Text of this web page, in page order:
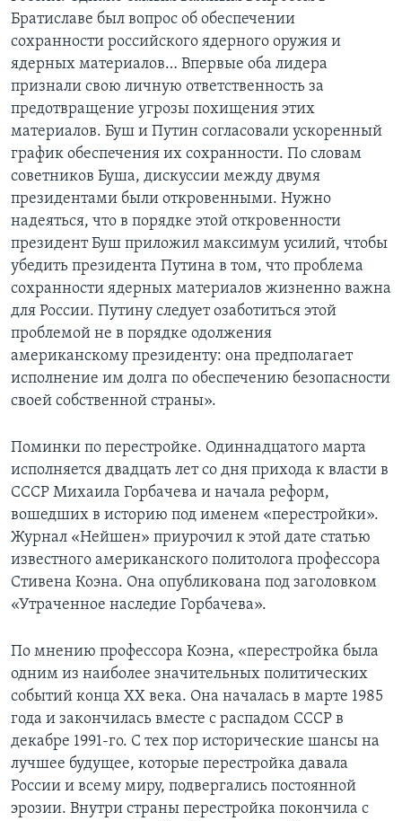
Братиславе был вопрос об обеспечении
сохранности российского ядерного оружия и
ядерных материалов… Впервые оба лидера
признали свою личную ответственность за
предотвращение угрозы похищения этих
материалов. Буш и Путин согласовали ускоренный
график обеспечения их сохранности. По словам
советников Буша, дискуссии между двумя
президентами были откровенными. Нужно
надеяться, что в порядке этой откровенности
президент Буш приложил максимум усилий, чтобы
убедить президента Путина в том, что проблема
сохранности ядерных материалов жизненно важна
для России. Путину следует озаботиться этой
проблемой не в порядке одолжения
американскому президенту: она предполагает
исполнение им долга по обеспечению безопасности
своей собственной страны».
Поминки по перестройке. Одиннадцатого марта
исполняется двадцать лет со дня прихода к власти в
СССР Михаила Горбачева и начала реформ,
вошедших в историю под именем «перестройки».
Журнал «Нейшен» приурочил к этой дате статью
известного американского политолога профессора
Стивена Коэна. Она опубликована под заголовком
«Утраченное наследие Горбачева».
По мнению профессора Коэна, «перестройка была
одним из наиболее значительных политических
событий конца XX века. Она началась в марте 1985
года и закончилась вместе с распадом СССР в
декабре 1991-го. С тех пор исторические шансы на
лучшее будущее, которые перестройка давала
России и всему миру, подвергались постоянной
эрозии. Внутри страны перестройка покончила с